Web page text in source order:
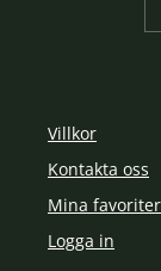
Villkor
Kontakta oss
Mina favoriter
Logga in